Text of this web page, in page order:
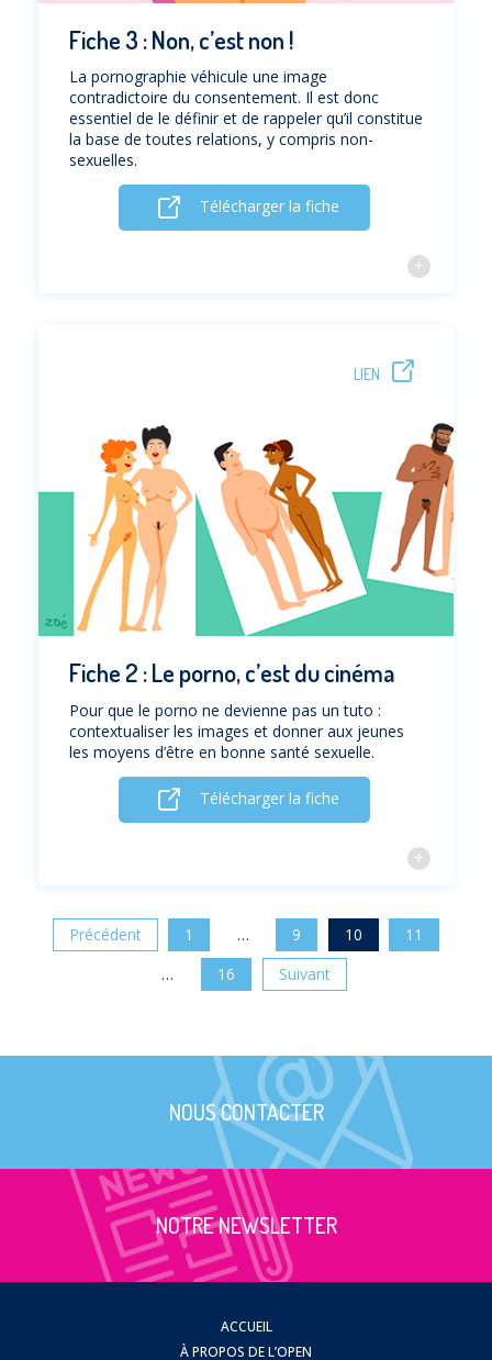
Fiche 3 : Non, c’est non !
La pornographie véhicule une image
contradictoire du consentement. Il est donc
essentiel de le définir et de rappeler qu’il constitue
la base de toutes relations, y compris non-
sexuelles.
Télécharger la fiche
LIEN
Fiche 2 : Le porno, c’est du cinéma
Pour que le porno ne devienne pas un tuto :
contextualiser les images et donner aux jeunes
les moyens d’être en bonne santé sexuelle.
Télécharger la fiche
Précédent 1 … 9 10
11
…
16 Suivant
NOUS CONTACTER
NOTRE NEWSLETTER
ACCUEIL
À PROPOS DE L’OPEN